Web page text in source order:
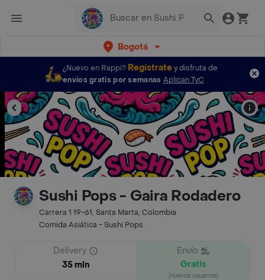
Bogotá
¿Nuevo en Rappi? Regístratey disfruta de
envíos gratis por semanas Aplican TyC
Sushi Pops - Gaira Rodadero
Carrera 1 19-61, Santa Marta, Colombia
Comida Asiática - Sushi Pops
Delivery
35 min
Envío
Gratis
(nuevos usuarios)